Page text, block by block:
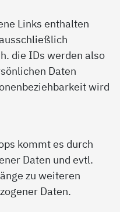
Links enthalten
die IDs werden also
Daten
wird
kommt es durch
Daten und evtl.
zu weiteren
Daten.